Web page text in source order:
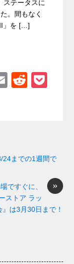
ステータスに
。間もなく
」を […]
E
R
24までの1週間で
»
ですぐに、
ストア ラッ
は3月30日まで！